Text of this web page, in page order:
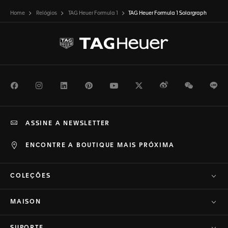
Home Relógios TAG Heuer Formula 1 TAG Heuer Formula 1 Solargraph
FacebookInstagramLinkedInPinterestYoutubeTwitterWeiboWeChat
ENCONTRE A BOUTIQUE MAIS PRÓXIMA
ASSINE A NEWSLETTER
COLEÇÕES
MAISON